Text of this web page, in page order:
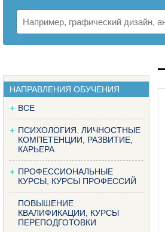
НАПРАВЛЕНИЯ ОБУЧЕНИЯ
ВСЕ
ПСИХОЛОГИЯ. ЛИЧНОСТНЫЕ
КОМПЕТЕНЦИИ, РАЗВИТИЕ,
КАРЬЕРА
ПРОФЕССИОНАЛЬНЫЕ
КУРСЫ, КУРСЫ ПРОФЕССИЙ
ПОВЫШЕНИЕ
КВАЛИФИКАЦИИ, КУРСЫ
ПЕРЕПОДГОТОВКИ